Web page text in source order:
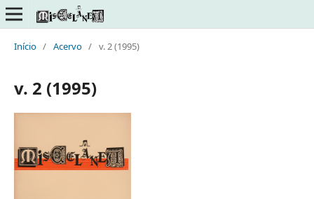
Início / Acervo / v. 2 (1995)
v. 2 (1995)